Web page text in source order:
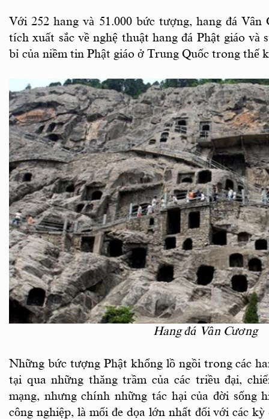
Với 252 hang và 51.000 bức tượng, hang đá Vân
tích xuất sắc về nghệ thuật hang đá Phật giáo và
bỉ của niềm tin Phật giáo ở Trung Quốc trong thế
Hang đá Vân Cương
Những bức tượng Phật khổng lồ ngồi trong các
tại qua những thăng trầm của các triều đại,
mạng, nhưng chính những tác hại của đời sống
công nghiệp, là mối đe dọa lớn nhất đối với các